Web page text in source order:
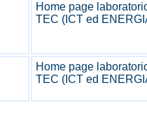
Home page
TEC (ICT ed
Home page
TEC (ICT ed